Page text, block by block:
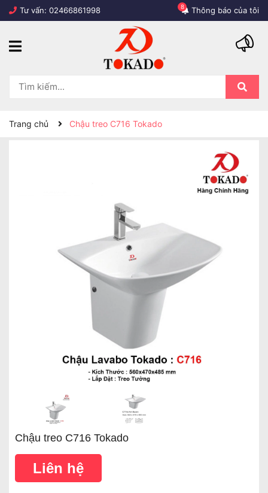
Tư vấn: 02466861998 Thông báo của tôi
8
Trang chủ Chậu treo C716 Tokado
Chậu treo C716 Tokado
Liên hệ